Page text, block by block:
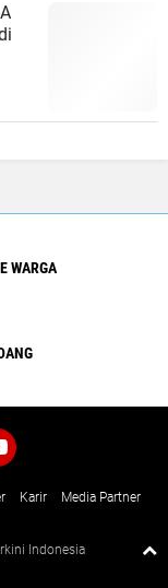
WARGA
Karir
Media Partner
Indonesia